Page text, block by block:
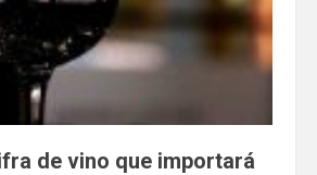
de vino que importará